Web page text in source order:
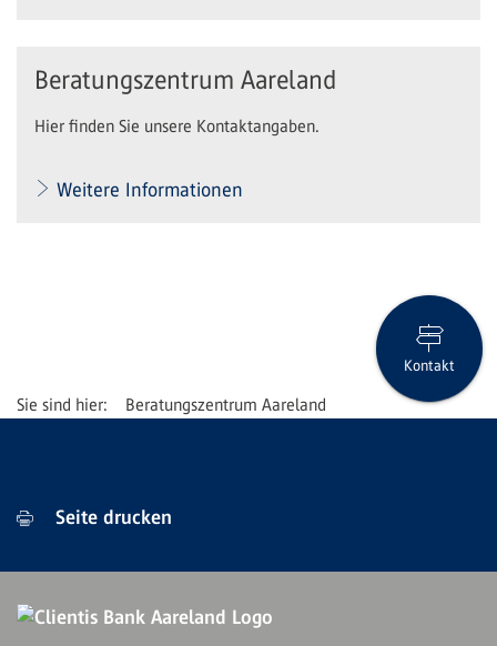
Beratungszentrum Aareland
Hier finden Sie unsere Kontaktangaben.
Weitere Informationen
Beratungszentrum Aareland
Kontakt
Seite drucken